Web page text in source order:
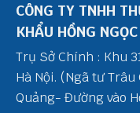
CÔNG TY TNHH
KHẨU HỒNG NGỌC
Trụ Sở Chính : Khu
Hà Nội. (Ngã tư Trâu
Quảng- Đường vào